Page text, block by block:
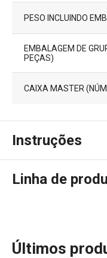
PESO INCLUINDO
EMBALAGEM DE
PEÇAS)
CAIXA MASTER
Instruções
Instruções de
Linha de
Últimos